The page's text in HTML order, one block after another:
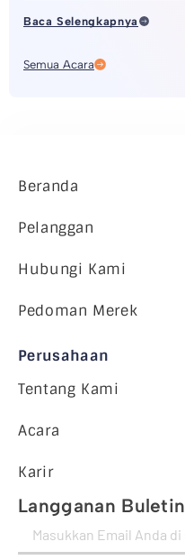
Baca Selengkapnya
Semua Acara
Beranda
Pelanggan
Hubungi Kami
Pedoman Merek
Perusahaan
Tentang Kami
Acara
Karir
Langganan Buletin